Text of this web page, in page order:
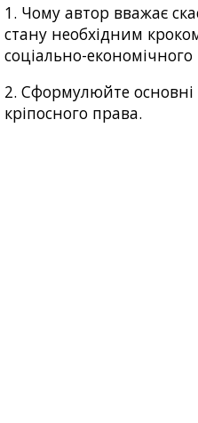
1. Чому автор вважає
стану необхідним
соціально-економічного
2. Сформулюйте
кріпосного права.